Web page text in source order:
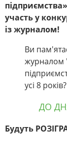
участь у
із журналом!
Ви
журналом
усі 8 років?
ДО
Будуть